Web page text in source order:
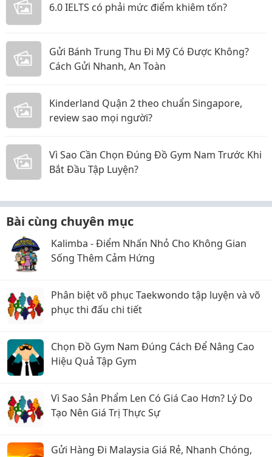
6.0 IELTS có phải mức điểm khiêm tốn?
Gửi Bánh Trung Thu Đi Mỹ Có Được Không?
Cách Gửi Nhanh, An Toàn
Kinderland Quận 2 theo chuẩn Singapore,
review sao mọi người?
Vì Sao Cần Chọn Đúng Đồ Gym Nam Trước Khi
Bắt Đầu Tập Luyện?
Bài cùng chuyên mục
Kalimba - Điểm Nhấn Nhỏ Cho Không Gian
Sống Thêm Cảm Hứng
Phân biệt võ phục Taekwondo tập luyện và võ
phục thi đấu chi tiết
Chọn Đồ Gym Nam Đúng Cách Để Nâng Cao
Hiệu Quả Tập Gym
Vì Sao Sản Phẩm Len Có Giá Cao Hơn? Lý Do
Tạo Nên Giá Trị Thực Sự
Gửi Hàng Đi Malaysia Giá Rẻ, Nhanh Chóng,